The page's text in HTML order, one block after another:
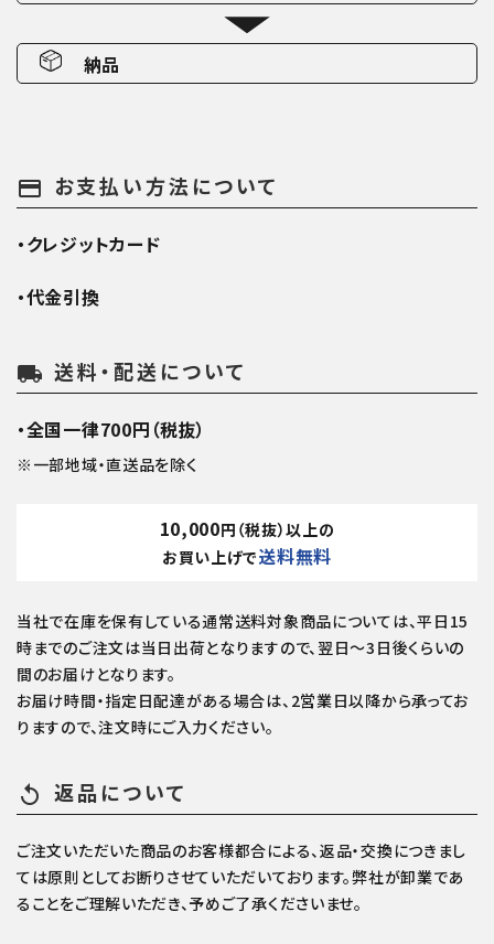
納品
payment お支払い方法について
・クレジットカード
・代金引換
local_shipping 送料・配送について
・全国一律700円（税抜）
※一部地域・直送品を除く
10,000円（税抜）以上の
お買い上げで送料無料
当社で在庫を保有している通常送料対象商品については、平日15
時までのご注文は当日出荷となりますので、翌日～3日後くらいの
間のお届けとなります。
お届け時間・指定日配達がある場合は、2営業日以降から承ってお
りますので、注文時にご入力ください。
replay 返品について
ご注文いただいた商品のお客様都合による、返品・交換につきまし
ては原則としてお断りさせていただいております。弊社が卸業であ
ることをご理解いただき、予めご了承くださいませ。